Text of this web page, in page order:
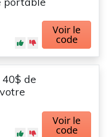
Voir le
code
de
Voir le
code